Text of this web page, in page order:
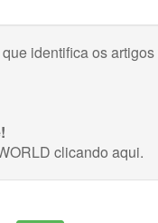
identifica os
clicando aqui.